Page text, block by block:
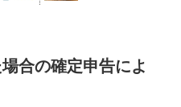
合の確定申告によ